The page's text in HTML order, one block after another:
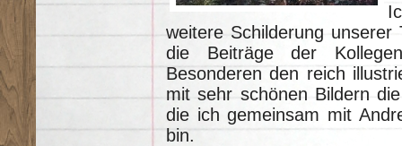
weitere Schilderung
die Beiträge der
Besonderen den reich
mit sehr schönen Bildern
die ich gemeinsam mit
bin.